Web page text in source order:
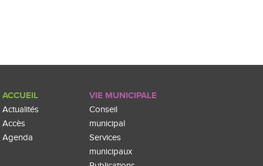
ACCUEIL
Actualités
Accès
Agenda
VIE MUNICIPALE
Conseil
municipal
Services
municipaux